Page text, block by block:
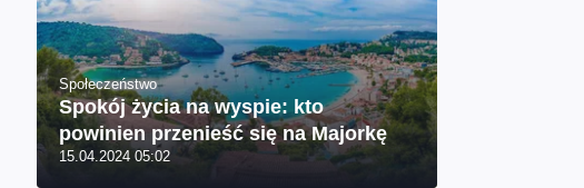
Społeczeństwo
Spokój życia na wyspie: kto
powinien przenieść się na Majorkę
15.04.2024 05:02